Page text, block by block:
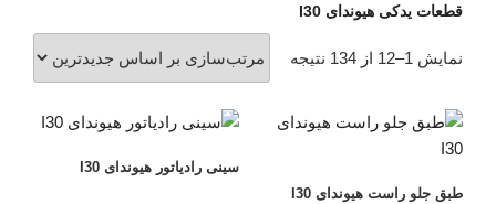
قطعات یدکی هیوندای I30
نمایش 1–12 از 134 نتیجه
مرتب‌سازی
جدیدترین
طبق جلو راست هیوندای I30
سینی رادیاتور هیوندای I30